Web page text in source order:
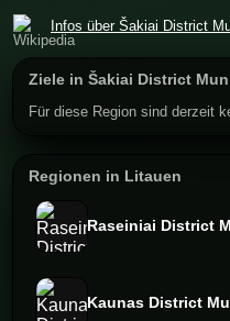
Infos über Šakiai District
Ziele in Šakiai District
Für diese Region sind derzeit
Regionen in Litauen
Raseiniai District
Kaunas District